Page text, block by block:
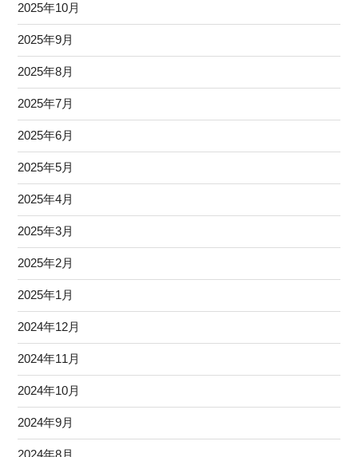
2025年10月
2025年9月
2025年8月
2025年7月
2025年6月
2025年5月
2025年4月
2025年3月
2025年2月
2025年1月
2024年12月
2024年11月
2024年10月
2024年9月